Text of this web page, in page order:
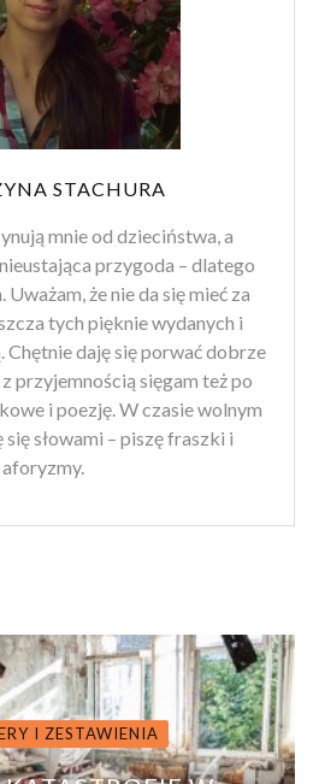
STACHURA
mnie od dzieciństwa, a
przygoda – dlatego
że nie da się mieć za
tych pięknie wydanych i
Chętnie daję się porwać dobrze
przyjemnością sięgam też po
i poezję. W czasie wolnym
słowami – piszę fraszki i
aforyzmy.
I ZESTAWIENIA